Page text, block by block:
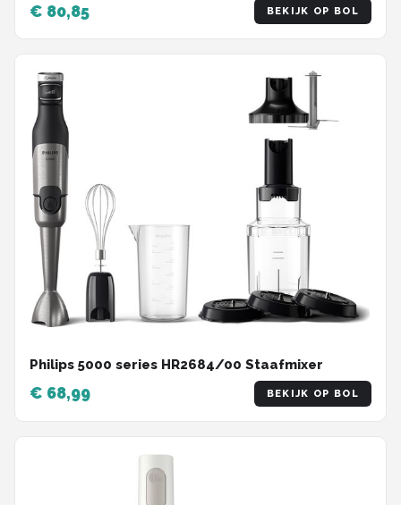
€ 80,85 BEKIJK OP BOL
Philips 5000 series HR2684/00 Staafmixer
€ 68,99 BEKIJK OP BOL